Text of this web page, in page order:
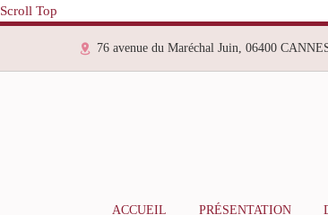
Scroll Top
76 avenue du Maréchal Juin, 06400
ACCUEIL PRÉSENTATION